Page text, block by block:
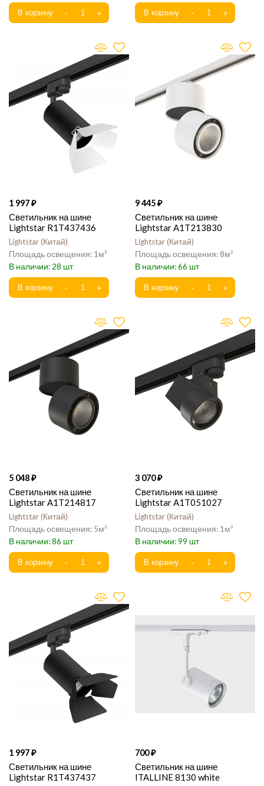
1 997
Светильник на шине
Lightstar R1T437436
Lightstar Китай
1
28
9 445
Светильник на шине
Lightstar A1T213830
Lightstar Китай
8
66
5 048
Светильник на шине
Lightstar A1T214817
Lightstar Китай
5
86
3 070
Светильник на шине
Lightstar A1T051027
Lightstar Китай
1
99
1 997
Светильник на шине
Lightstar R1T437437
700
Светильник на шине
ITALLINE 8130 white